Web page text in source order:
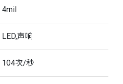
4mil
LED,声响
104次/秒